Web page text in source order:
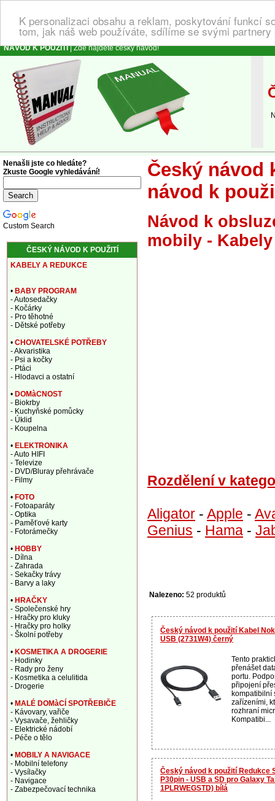
K personalizaci obsahu a reklam, poskytování funkcí
tom, jak náš web používáte, sdílíme se svými
NÁVOD K POUŽITÍ| Zde najdete český návod!
Český návod
návod k
Návod k
mobily -
Rozdělení v
Aligator - Apple -
Genius - Hama -
Nalezeno: 52 produktů
Český návod k použití Kabel
USB (2731W4) černý
Tento
přenášet
portu.
připojení
kompatibilní
zařízeními,
rozhraní
Kompatibi...
Český návod k použití Redukce
P30pin - USB a SD pro Galaxy
1PLRWEGSTD) bílá
Nenašli jste co hledáte?
Zkuste Google vyhledávání!
Custom Search
ČESKÝ NÁVOD K POUŽITÍ
KABELY A REDUKCE
• BABY PROGRAM
- Autosedačky
- Kočárky
- Pro těhotné
- Dětské potřeby
• CHOVATELSKÉ POTŘEBY
- Akvaristika
- Psi a kočky
- Ptáci
- Hlodavci a ostatní
• DOMàCNOST
- Biokrby
- Kuchyňské pomůcky
- Úklid
- Koupelna
• ELEKTRONIKA
- Auto HIFI
- Televize
- DVD/Bluray přehrávače
- Filmy
• FOTO
- Fotoaparáty
- Optika
- Paměťové karty
- Fotorámečky
• HOBBY
- Dílna
- Zahrada
- Sekačky trávy
- Barvy a laky
• HRAČKY
- Společenské hry
- Hračky pro kluky
- Hračky pro holky
- Školní potřeby
• KOSMETIKA A DROGERIE
- Hodinky
- Rady pro ženy
- Kosmetika a celulitida
- Drogerie
• MALÉ DOMàCÍ SPOTŘEBIČE
- Kávovary, vařiče
- Vysavače, žehličky
- Elektrické nádobí
- Péče o tělo
• MOBILY A NAVIGACE
- Mobilní telefony
- Vysílačky
- Navigace
- Zabezpečovací technika